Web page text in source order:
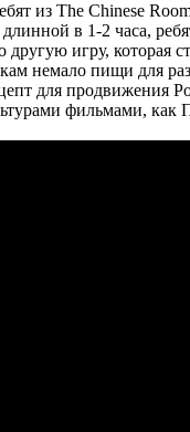
из The Chinese
в 1-2 часа,
игру, которая
немало пищи для
для
фильмами, как